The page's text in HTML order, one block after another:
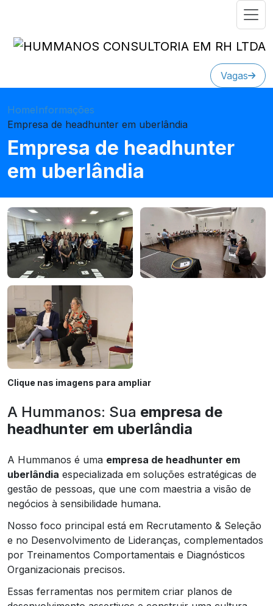
Vagas
HomeInformações
Empresa de headhunter em uberlândia
Empresa de headhunter
em uberlândia
Clique nas imagens para ampliar
A Hummanos: Sua empresa de
headhunter em uberlândia
A Hummanos é uma empresa de headhunter em
uberlândia especializada em soluções estratégicas de
gestão de pessoas, que une com maestria a visão de
negócios à sensibilidade humana.
Nosso foco principal está em Recrutamento & Seleção
e no Desenvolvimento de Lideranças, complementados
por Treinamentos Comportamentais e Diagnósticos
Organizacionais precisos.
Essas ferramentas nos permitem criar planos de